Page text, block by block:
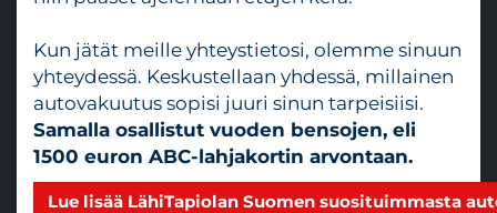
Kun jätät meille yhteystietosi, olemme sinuun
yhteydessä. Keskustellaan yhdessä, millainen
autovakuutus sopisi juuri sinun tarpeisiisi.
Samalla osallistut vuoden bensojen, eli
1500 euron ABC-lahjakortin arvontaan.
Lue lisää LähiTapiolan Suomen suosituimmasta